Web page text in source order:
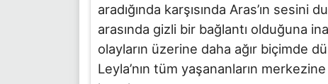
aradığında karşısında Aras’ın
arasında gizli bir bağlantı olduğuna
olayların üzerine daha ağır biçimde
Leyla’nın tüm yaşananların